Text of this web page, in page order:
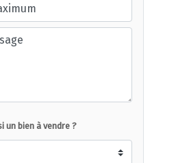
un bien à vendre ?